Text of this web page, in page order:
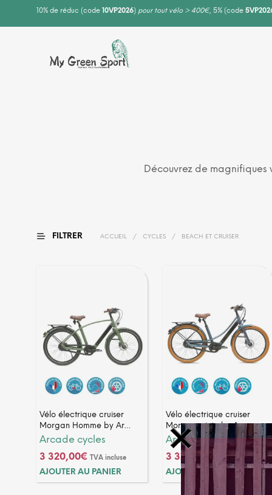
10% de réduc (code 10VP2026) pour tout vélo > 400€, 5% (code
Découvrez de
FILTRER ACCUEIL / CYCLES / BEACH ET CRUISER
Vélo électrique cruiser
Morgan Homme by Ar…
Arcade cycles
3 320,00€ TVA incluse
AJOUTER AU PANIER
Vélo électrique cruiser
Morgan mixte by Ar…
Arcade cycles
3 320,00 € TVA incluse
AJOUTER AU PANIER